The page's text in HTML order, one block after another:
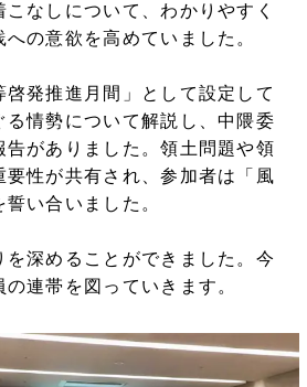
なしについて、わかりやすく
の意欲を高めていました。
発推進月間」として設定して
情勢について解説し、中隈委
がありました。領土問題や領
性が共有され、参加者は「風
い合いました。
深めることができました。今
連帯を図っていきます。